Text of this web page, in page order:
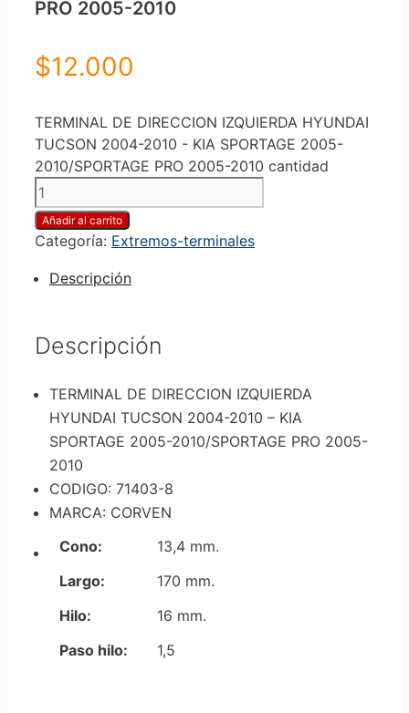
PRO 2005-2010
$12.000
TERMINAL DE DIRECCION IZQUIERDA HYUNDAI
TUCSON 2004-2010 - KIA SPORTAGE 2005-
2010/SPORTAGE PRO 2005-2010 cantidad
Añadir al carrito
Categoría: Extremos-terminales
Descripción
Descripción
TERMINAL DE DIRECCION IZQUIERDA
HYUNDAI TUCSON 2004-2010 – KIA
SPORTAGE 2005-2010/SPORTAGE PRO 2005-
2010
CODIGO: 71403-8
MARCA: CORVEN
Cono:
13,4 mm.
Largo:
170 mm.
Hilo:
16 mm.
Paso hilo:
1,5